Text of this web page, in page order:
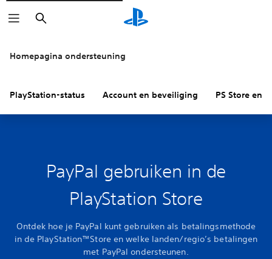
Zoeken
Homepagina ondersteuning
PlayStation-status Account en beveiliging PS Store en
PayPal gebruiken in de
PlayStation Store
Ontdek hoe je PayPal kunt gebruiken als betalingsmethode
in de PlayStation™Store en welke landen/regio’s betalingen
met PayPal ondersteunen.